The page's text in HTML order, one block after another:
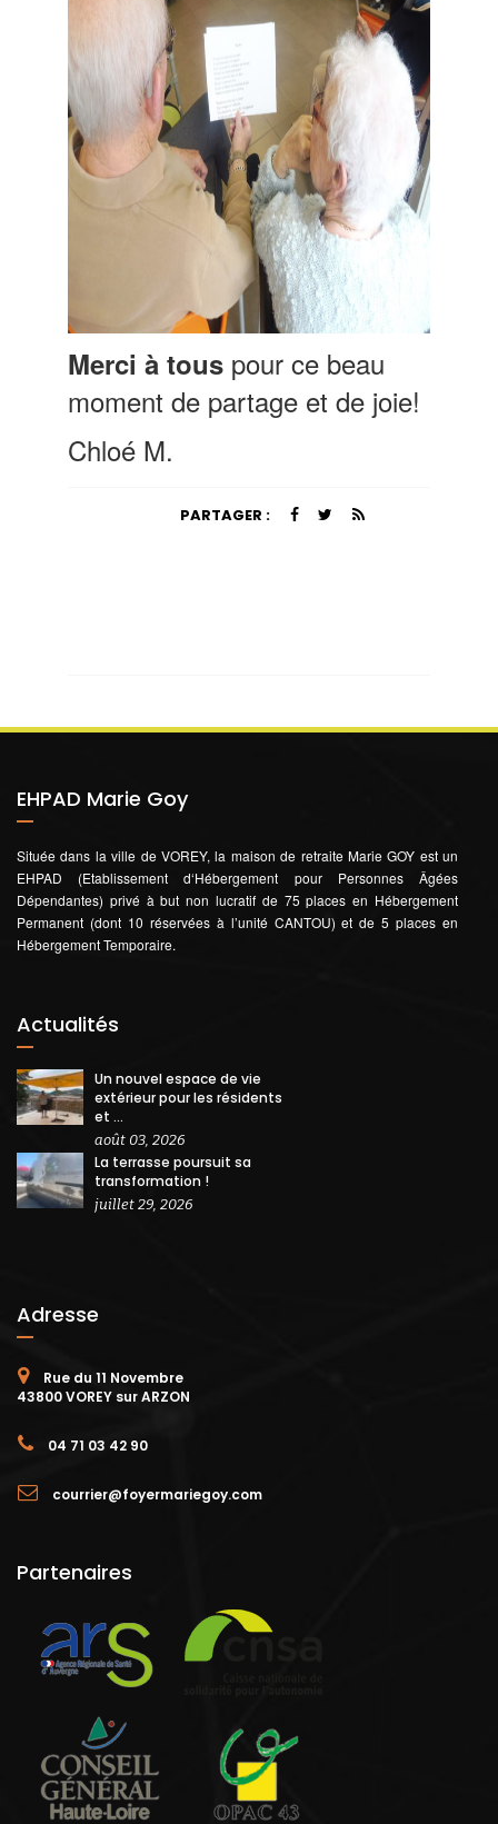
Merci à tous pour ce beau
moment de partage et de joie!
Chloé M.
PARTAGER :
EHPAD Marie Goy
Située dans la ville de VOREY, la maison de retraite Marie GOY est un
EHPAD (Etablissement d‘Hébergement pour Personnes Âgées
Dépendantes) privé à but non lucratif de 75 places en Hébergement
Permanent (dont 10 réservées à l’unité CANTOU) et de 5 places en
Hébergement Temporaire.
Actualités
Un nouvel espace de vie
extérieur pour les résidents
et ...
août 03, 2026
La terrasse poursuit sa
transformation !
juillet 29, 2026
Adresse
Rue du 11 Novembre
43800 VOREY sur ARZON
04 71 03 42 90
courrier@foyermariegoy.com
Partenaires